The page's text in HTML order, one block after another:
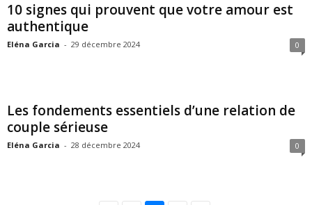
10 signes qui prouvent que votre amour est
authentique
Eléna Garcia - 29 décembre 2024 0
Les fondements essentiels d’une relation de
couple sérieuse
Eléna Garcia - 28 décembre 2024 0